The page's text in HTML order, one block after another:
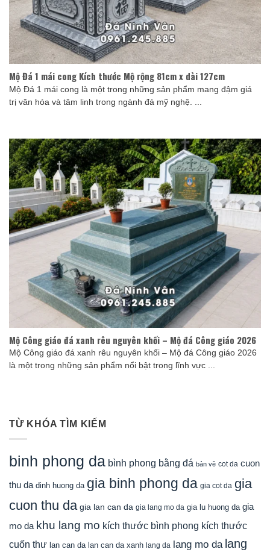
Mộ Đá 1 mái cong Kích thước Mộ rộng 81cm x dài 127cm
Mộ Đá 1 mái cong là một trong những sản phẩm mang đậm giá
trị văn hóa và tâm linh trong ngành đá mỹ nghệ. ...
Mộ Công giáo đá xanh rêu nguyên khối – Mộ đá Công giáo 2026
Mộ Công giáo đá xanh rêu nguyên khối – Mộ đá Công giáo 2026
là một trong những sản phẩm nổi bật trong lĩnh vực ...
TỪ KHÓA TÌM KIẾM
binh phong da bình phong bằng đá bản vẽ cot da cuon
thu da dinh huong da gia binh phong da gia cot da gia
cuon thu da gia lan can da gia lang mo da gia lu huong da gia
mo da khu lang mo kích thước bình phong kích thước
cuốn thư lan can da lan can da xanh lang da lang mo da lang